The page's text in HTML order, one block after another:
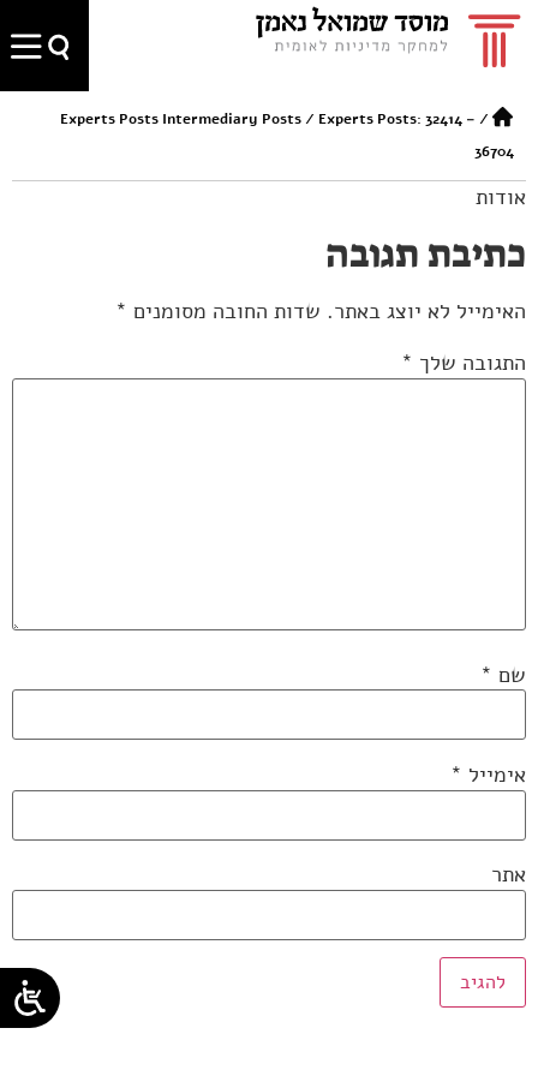
/
Experts Posts Intermediary Posts/ Experts Posts: 32414 –
36704
אודות
כתיבת תגובה
האימייל לא יוצג באתר. שדות החובה מסומנים *
התגובה שלך *
שם *
אימייל *
אתר